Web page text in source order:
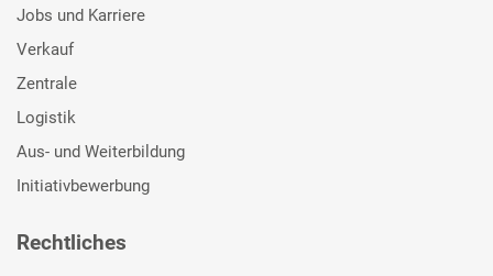
Jobs und Karriere
Verkauf
Zentrale
Logistik
Aus- und Weiterbildung
Initiativbewerbung
Rechtliches